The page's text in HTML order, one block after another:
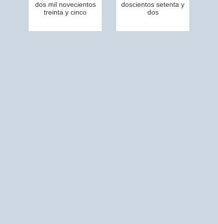
dos mil novecientos
treinta y cinco
doscientos setenta y
dos